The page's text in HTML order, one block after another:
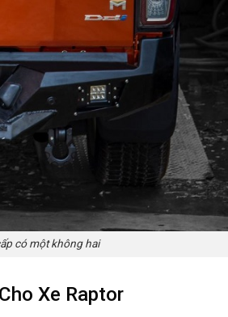
có một không hai
Xe Raptor